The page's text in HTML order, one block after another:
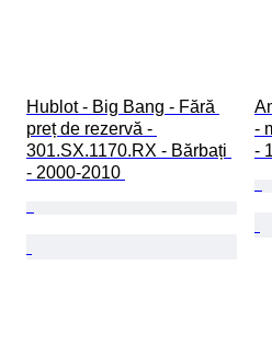
Hublot - Big Bang - Fără
preț de rezervă -
301.SX.1170.RX - Bărbați
- 2000-2010
-
-